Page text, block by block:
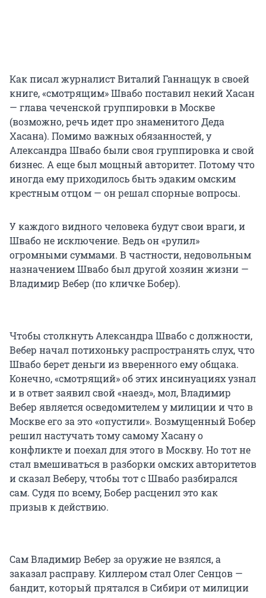
Как писал журналист Виталий Ганнащук в своей
книге, «смотрящим» Швабо поставил некий Хасан
— глава чеченской группировки в Москве
(возможно, речь идет про знаменитого Деда
Хасана). Помимо важных обязанностей, у
Александра Швабо были своя группировка и свой
бизнес. А еще был мощный авторитет. Потому что
иногда ему приходилось быть эдаким омским
крестным отцом — он решал спорные вопросы.
У каждого видного человека будут свои враги, и
Швабо не исключение. Ведь он «рулил»
огромными суммами. В частности, недовольным
назначением Швабо был другой хозяин жизни —
Владимир Вебер (по кличке Бобер).
Чтобы столкнуть Александра Швабо с должности,
Вебер начал потихоньку распространять слух, что
Швабо берет деньги из вверенного ему общака.
Конечно, «смотрящий» об этих инсинуациях узнал
и в ответ заявил свой «наезд», мол, Владимир
Вебер является осведомителем у милиции и что в
Москве его за это «опустили». Возмущенный Бобер
решил настучать тому самому Хасану о
конфликте и поехал для этого в Москву. Но тот не
стал вмешиваться в разборки омских авторитетов
и сказал Веберу, чтобы тот с Швабо разбирался
сам. Судя по всему, Бобер расценил это как
призыв к действию.
Сам Владимир Вебер за оружие не взялся, а
заказал расправу. Киллером стал Олег Сенцов —
бандит, который прятался в Сибири от милиции